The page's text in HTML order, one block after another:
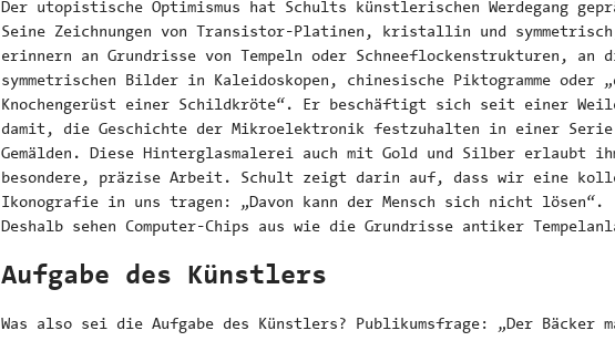
Der utopistische Optimismus hat Schults künstlerischen Werdegang
Seine Zeichnungen von Transistor-Platinen, kristallin und
erinnern an Grundrisse von Tempeln oder Schneeflockenstrukturen, an
symmetrischen Bilder in Kaleidoskopen, chinesische Piktogramme oder
Knochengerüst einer Schildkröte“. Er beschäftigt sich seit einer
damit, die Geschichte der Mikroelektronik festzuhalten in einer Serie
Gemälden. Diese Hinterglasmalerei auch mit Gold und Silber erlaubt
besondere, präzise Arbeit. Schult zeigt darin auf, dass wir eine
Ikonografie in uns tragen: „Davon kann der Mensch sich nicht lösen“.
Deshalb sehen Computer-Chips aus wie die Grundrisse antiker
Aufgabe des Künstlers
Was also sei die Aufgabe des Künstlers? Publikumsfrage: „Der Bäcker